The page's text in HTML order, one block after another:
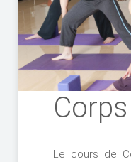
Le cours de